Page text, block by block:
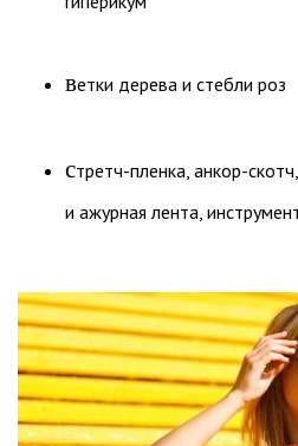
ветки дерева и стебли роз
стретч-пленка, анкор-
и ажурная лента,